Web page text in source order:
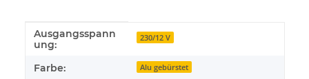
Produkteigenschaft
Wert
Ausgangsspann
ung:
230/12 V
Farbe: Alu gebürstet